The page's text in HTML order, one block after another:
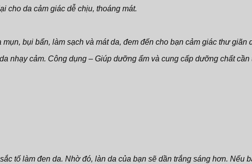
cho da cảm giác dễ chịu, thoáng mát.
bụi bẩn, làm sạch và mát da, đem đến cho bạn cảm giác thư giãn
nhạy cảm. Công dụng – Giúp dưỡng ẩm và cung cấp dưỡng chất cần
tố làm đen da. Nhờ đó, làn da của bạn sẽ dần trắng sáng hơn. Nếu